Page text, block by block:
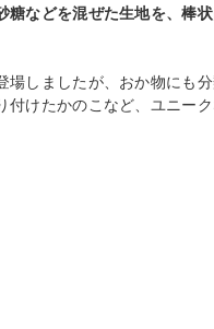
糖などを混ぜた生地を、棒
場しましたが、おか物にも
付けたかのこなど、ユニー